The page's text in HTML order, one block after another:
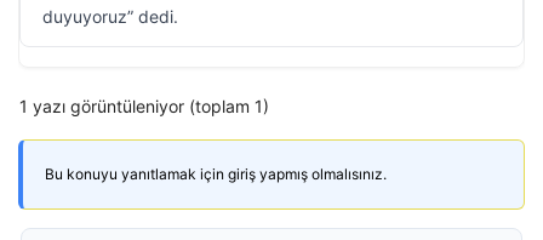
duyuyoruz” dedi.
1 yazı görüntüleniyor (toplam 1)
Bu konuyu yanıtlamak için giriş yapmış olmalısınız.